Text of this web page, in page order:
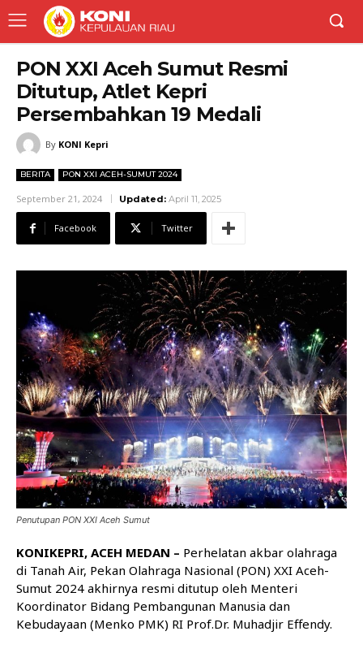
PON XXI Aceh Sumut Resmi
Ditutup, Atlet Kepri
Persembahkan 19 Medali
By KONI Kepri
BERITA PON XXI ACEH-SUMUT 2024
September 21, 2024 Updated: April 11, 2025
Facebook Twitter
Penutupan PON XXI Aceh Sumut
KONIKEPRI, ACEH MEDAN – Perhelatan akbar olahraga
di Tanah Air, Pekan Olahraga Nasional (PON) XXI Aceh-
Sumut 2024 akhirnya resmi ditutup oleh Menteri
Koordinator Bidang Pembangunan Manusia dan
Kebudayaan (Menko PMK) RI Prof.Dr. Muhadjir Effendy.